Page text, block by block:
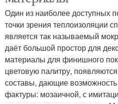
Один из наиболее доступных
точки зрения теплоизоляции
является так называемый
даёт большой простор для
материалы для финишного
цветовую палитру,
составы, дающие
фактуры: мозаичной, с